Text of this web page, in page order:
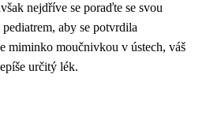
nejdříve se poraďte se svou
aby se potvrdila
miminko moučnivkou v ústech, váš
určitý lék.